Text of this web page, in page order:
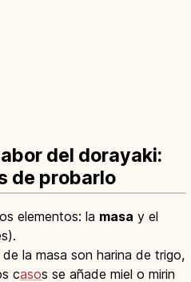
del dorayaki:
de probarlo
elementos: la masa y el
la masa son harina de trigo,
casos se añade miel o mirin